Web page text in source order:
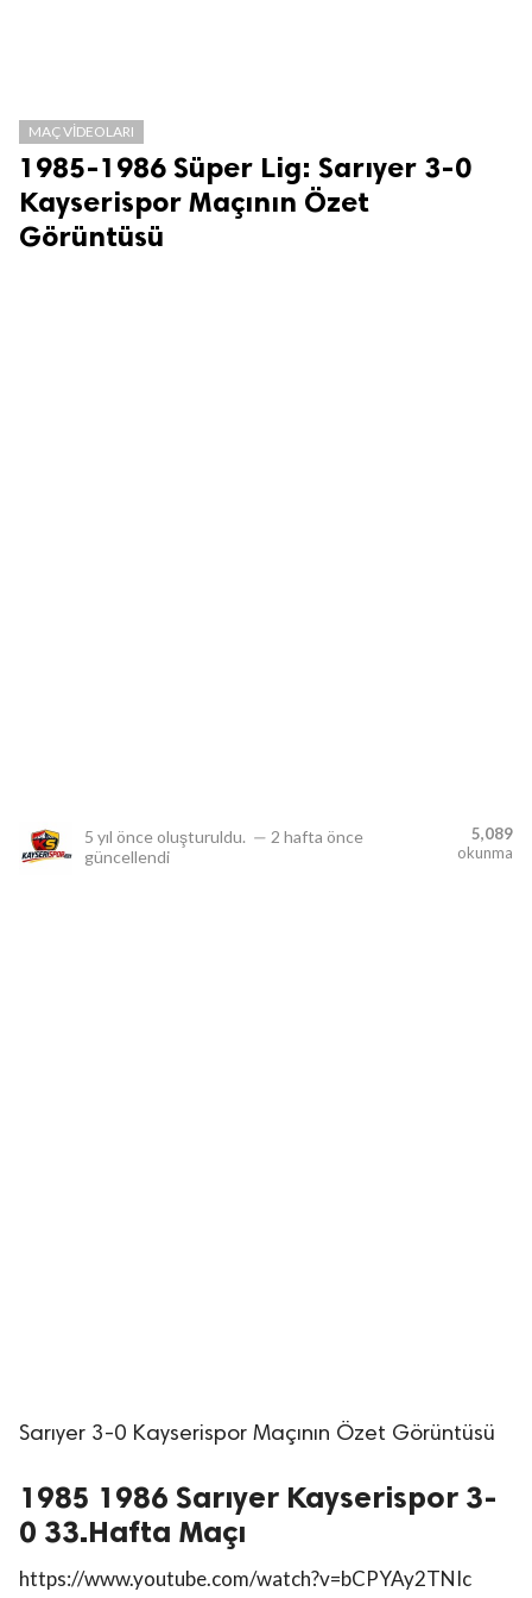
MAÇ VIDEOLARI
1985-1986 Süper Lig: Sarıyer 3-0
Kayserispor Maçının Özet
Görüntüsü
5 yıl önce oluşturuldu. — 2 hafta önce
güncellendi
5,089
okunma
Sarıyer 3-0 Kayserispor Maçının Özet Görüntüsü
1985 1986 Sarıyer Kayserispor 3-
0 33.Hafta Maçı
https://www.youtube.com/watch?v=bCPYAy2TNIc